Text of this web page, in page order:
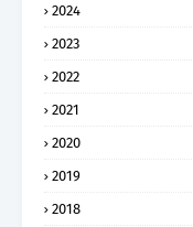
2024
2023
2022
2021
2020
2019
2018